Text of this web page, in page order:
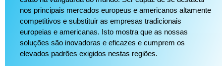
nos principais mercados europeus e americanos altamente
competitivos e substituir as empresas tradicionais
europeias e americanas. Isto mostra que as nossas
soluções são inovadoras e eficazes e cumprem os
elevados padrões exigidos nestas regiões.